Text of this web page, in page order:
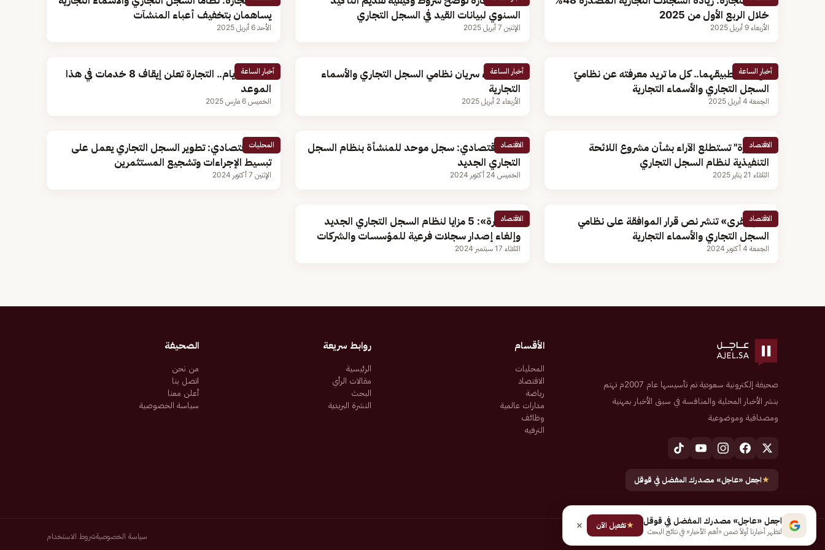
خلال الربع الأول من 2025
الأربعاء 9 أبريل 2025
السنوي لبيانات القيد في السجل التجاري
الإثنين 7 أبريل 2025
يساهمان بتخفيف أعباء المنشآت
الأحد 6 أبريل 2025
أخبار الساعة
مع بدء تطبيقهما.. كل ما تريد معرفته عن نظاميّ
السجل التجاري والأسماء التجارية
الجمعة 4 أبريل 2025
أخبار الساعة
غدا.. بدء سريان نظامي السجل التجاري والأسماء
التجارية
الأربعاء 2 أبريل 2025
أخبار الساعة
لمدة 7 أيام.. التجارة تعلن إيقاف 8 خدمات في هذا
الموعد
الخميس 6 مارس 2025
الاقتصاد
"التجارة" تستطلع الآراء بشأن مشروع اللائحة
التنفيذية لنظام السجل التجاري
الثلاثاء 21 يناير 2025
الاقتصاد
كاتب اقتصادي: سجل موحد للمنشأة بنظام السجل
التجاري الجديد
الخميس 24 أكتوبر 2024
المحليات
كاتب اقتصادي: تطوير السجل التجاري يعمل على
تبسيط الإجراءات وتشجيع المستثمرين
الإثنين 7 أكتوبر 2024
الاقتصاد
«أم القرى» تنشر نص قرار الموافقة على نظامي
السجل التجاري والأسماء التجارية
الجمعة 4 أكتوبر 2024
الاقتصاد
«التجارة»: 5 مزايا لنظام السجل التجاري الجديد
وإلغاء إصدار سجلات فرعية للمؤسسات والشركات
الثلاثاء 17 سبتمبر 2024
صحيفة إلكترونية سعودية تم تأسيسها عام 2007م تهتم
بنشر الأخبار المحلية والمنافسة في سبق الأخبار بمهنية
ومصداقية وموضوعية
★اجعل «عاجل» مصدرك المفضل في قوقل
الأقسام
المحليات
الاقتصاد
رياضة
مدارات عالمية
وظائف
الترفيه
روابط سريعة
الرئيسية
مقالات الرأي
البحث
النشرة البريدية
الصحيفة
من نحن
اتصل بنا
أعلن معنا
سياسة الخصوصية
جميع الحقوق محفوظة لـ شركة إيجاز للنشر الإلكتروني المالكة لصحيفة عاجل سياسة الخصوصيةشروط الاستخدام
اجعل «عاجل» مصدرك المفضل في قوقل
لتظهر أخبارنا أولاً ضمن «أهم الأخبار» في نتائج البحث
★تفعيل الآن